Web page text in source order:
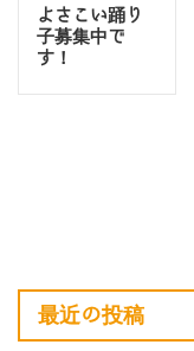
よさこい踊り
子募集中で
す！
最近の投稿